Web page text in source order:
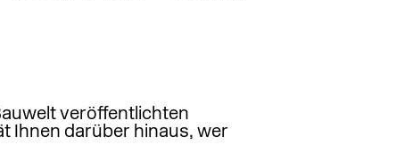
veröffentlichten
Ihnen darüber hinaus, wer